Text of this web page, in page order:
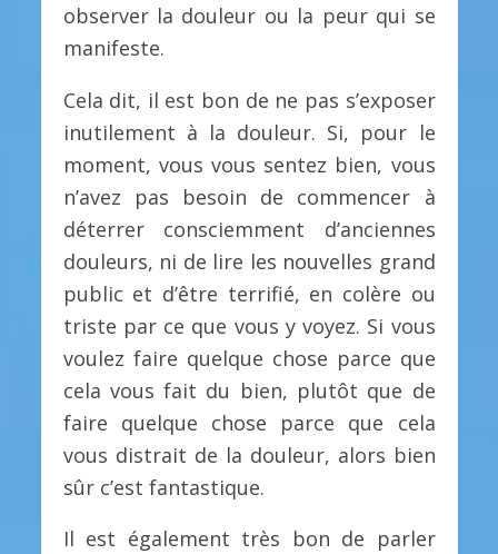
observer la douleur ou la peur qui se
manifeste.
Cela dit, il est bon de ne pas s’exposer
inutilement à la douleur. Si, pour le
moment, vous vous sentez bien, vous
n’avez pas besoin de commencer à
déterrer consciemment d’anciennes
douleurs, ni de lire les nouvelles grand
public et d’être terrifié, en colère ou
triste par ce que vous y voyez. Si vous
voulez faire quelque chose parce que
cela vous fait du bien, plutôt que de
faire quelque chose parce que cela
vous distrait de la douleur, alors bien
sûr c’est fantastique.
Il est également très bon de parler